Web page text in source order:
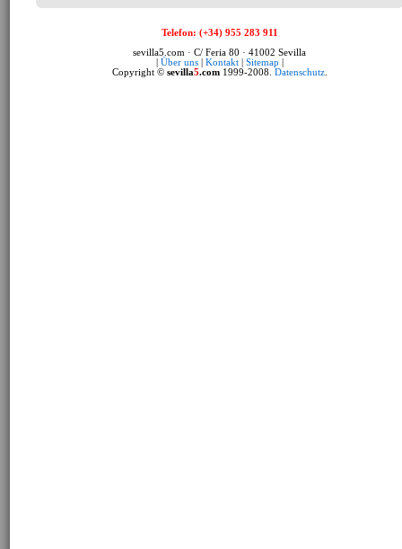
Telefon: (+34) 955 283 911
sevilla5.com · C/ Feria 80 · 41002 Sevilla
Über uns| Kontakt| Sitemap
Copyright © sevilla5.com1999-2008. Datenschutz.